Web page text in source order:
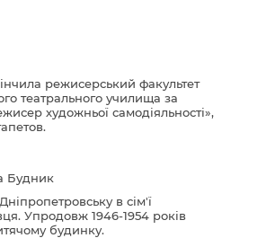
режисерський факультет
театрального училища за
художньої самодіяльності»,
Будник
в сім'ї
Упродовж 1946-1954 років
будинку.